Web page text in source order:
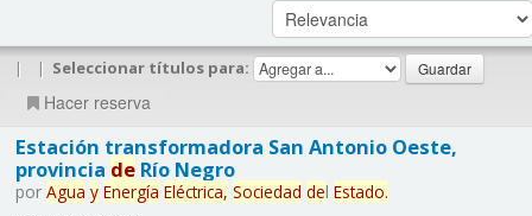
| | Seleccionar títulos para:
Hacer reserva
Estación transformadora San Antonio Oeste,
provincia deRío Negro
por Agua y Energía Eléctrica, Sociedad del Estado.